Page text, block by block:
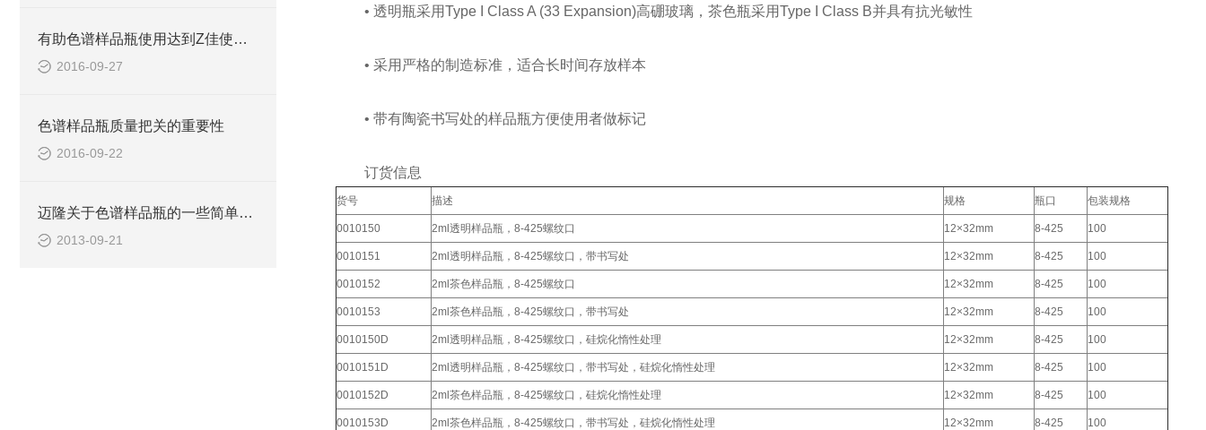
有助色谱样品瓶使用达到Z佳使用效果的小贴士
2016-09-27
色谱样品瓶质量把关的重要性
2016-09-22
迈隆关于色谱样品瓶的一些简单知识
2013-09-21
• 透明瓶采用Type I Class A (33 Expansion)高硼玻璃，茶色瓶采用Type I Class B并具有抗光敏性
• 采用严格的制造标准，适合长时间存放样本
• 带有陶瓷书写处的样品瓶方便使用者做标记
订货信息
货号 描述 规格 瓶口 包装规格
0010150 2ml透明样品瓶，8-425螺纹口 12×32mm 8-425 100
0010151 2ml透明样品瓶，8-425螺纹口，带书写处 12×32mm 8-425 100
0010152 2ml茶色样品瓶，8-425螺纹口 12×32mm 8-425 100
0010153 2ml茶色样品瓶，8-425螺纹口，带书写处 12×32mm 8-425 100
0010150D 2ml透明样品瓶，8-425螺纹口，硅烷化惰性处理 12×32mm 8-425 100
0010151D 2ml透明样品瓶，8-425螺纹口，带书写处，硅烷化惰性处理 12×32mm 8-425 100
0010152D 2ml茶色样品瓶，8-425螺纹口，硅烷化惰性处理 12×32mm 8-425 100
0010153D 2ml茶色样品瓶，8-425螺纹口，带书写处，硅烷化惰性处理 12×32mm 8-425 100